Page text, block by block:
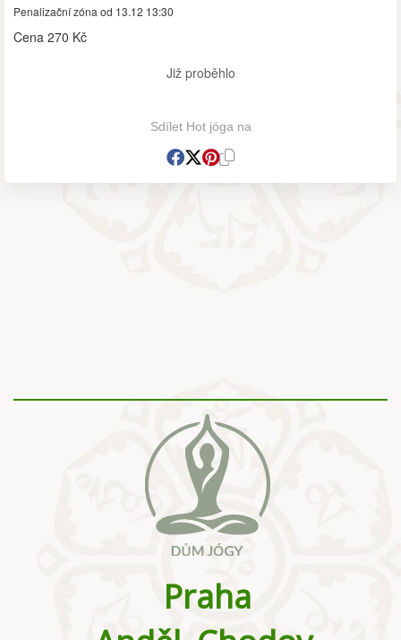
Penalizační zóna od 13.12 13:30
Cena 270 Kč
Již proběhlo
Sdílet Hot jóga na
Praha